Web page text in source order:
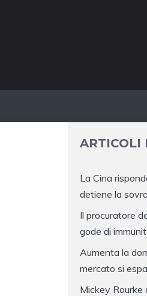
ARTICOLI
La Cina
detiene la
Il procuratore
gode di
Aumenta la
mercato si
Mickey